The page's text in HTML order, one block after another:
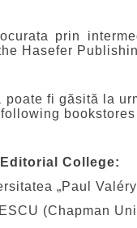
prin
Hasefer
poate fi găsită la
bookstores
College:
„Paul
(Chapman